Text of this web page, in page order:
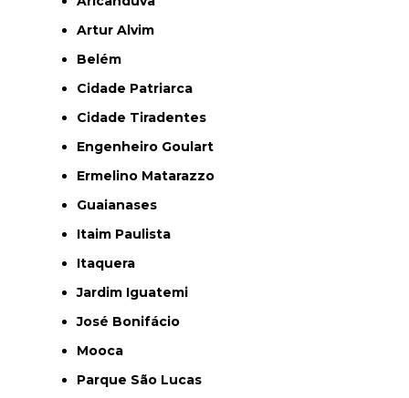
Artur Alvim
Belém
Cidade Patriarca
Cidade Tiradentes
Engenheiro Goulart
Ermelino Matarazzo
Guaianases
Itaim Paulista
Itaquera
Jardim Iguatemi
José Bonifácio
Mooca
Parque São Lucas